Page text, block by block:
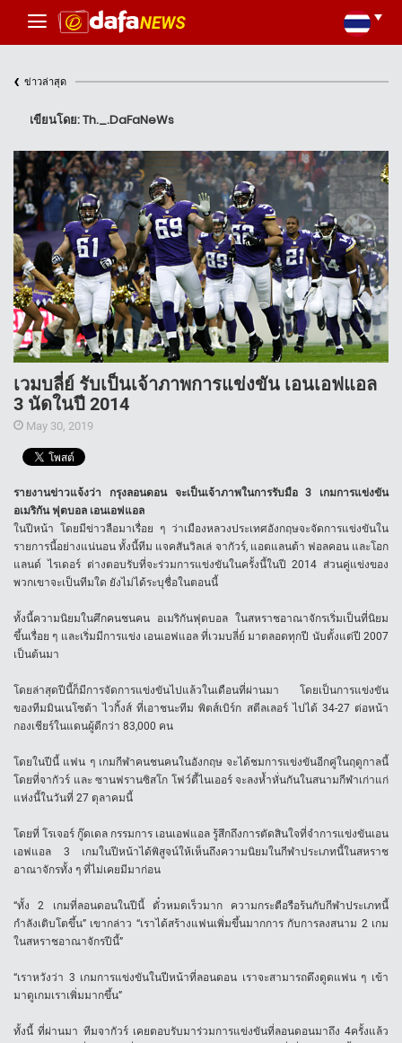
‹ ข่าวล่าสุด
เขียนโดย: Th._.DaFaNeWs
เวมบลี่ย์ รับเป็นเจ้าภาพการแข่งขัน เอนเอฟแอล
3 นัดในปี 2014
May 30, 2019
รายงานข่าวแจ้งว่า กรุงลอนดอน จะเป็นเจ้าภาพในการรับมือ 3 เกมการแข่งขัน
อเมริกัน ฟุตบอล เอนเอฟแอล
ในปีหน้า โดยมีข่าวลือมาเรื่อย ๆ ว่าเมืองหลวงประเทศอังกฤษจะจัดการแข่งขันใน
รายการนี้อย่างแน่นอน ทั้งนี้ทีม แจคสันวิลเล่ จากัวร์, แอตแลนต้า ฟอลคอน และโอก
แลนด์ ไรเดอร์ ต่างตอบรับที่จะร่วมการแข่งขันในครั้งนี้ในปี 2014 ส่วนคู่แข่งของ
พวกเขาจะเป็นทีมใด ยังไม่ได้ระบุชื่อในตอนนี้
ทั้งนี้ความนิยมในศึกคนชนคน อเมริกันฟุตบอล ในสหราชอาณาจักรเริ่มเป็นที่นิยม
ขึ้นเรื่อย ๆ และเริ่มมีการแข่ง เอนเอฟแอล ที่เวมบลี่ย์ มาตลอดทุกปี นับตั้งแต่ปี 2007
เป็นต้นมา
โดยล่าสุดปีนี้ก็มีการจัดการแข่งขันไปแล้วในเดือนที่ผ่านมา โดยเป็นการแข่งขัน
ของทีมมินเนโซต้า ไวกิ้งส์ ที่เอาชนะทีม พิตส์เบิร์ก สตีลเลอร์ ไปได้ 34-27 ต่อหน้า
กองเชียร์ในแดนผู้ดีกว่า 83,000 คน
โดยในปีนี้ แฟน ๆ เกมกีฬาคนชนคนในอังกฤษ จะได้ชมการแข่งขันอีกคู่ในฤดูกาลนี้
โดยที่จากัวร์ และ ซานฟรานซิสโก โฟว์ตี้ไนเออร์ จะลงห้ำหั่นกันในสนามกีฬาเก่าแก่
แห่งนี้ในวันที่ 27 ตุลาคมนี้
โดยที่ โรเจอร์ กู๊ดเดล กรรมการ เอนเอฟแอล รู้สึกถึงการตัดสินใจที่จำการแข่งขันเอน
เอฟแอล 3 เกมในปีหน้าได้พิสูจน์ให้เห็นถึงความนิยมในกีฬาประเภทนี้ในสหราช
อาณาจักรทั้ง ๆ ที่ไม่เคยมีมาก่อน
“ทั้ง 2 เกมที่ลอนดอนในปีนี้ ตั๋วหมดเร็วมาก ความกระตือรือร้นกับกีฬาประเภทนี้
กำลังเติบโตขึ้น” เขากล่าว “เราได้สร้างแฟนเพิ่มขึ้นมากการ กับการลงสนาม 2 เกม
ในสหราชอาณาจักรปีนี้”
“เราหวังว่า 3 เกมการแข่งขันในปีหน้าที่ลอนดอน เราจะสามารถดึงดูดแฟน ๆ เข้า
มาดูเกมเราเพิ่มมากขึ้น”
ทั้งนี้ ที่ผ่านมา ทีมจากัวร์ เคยตอบรับมาร่วมการแข่งขันที่ลอนดอนมาถึง 4ครั้งแล้ว